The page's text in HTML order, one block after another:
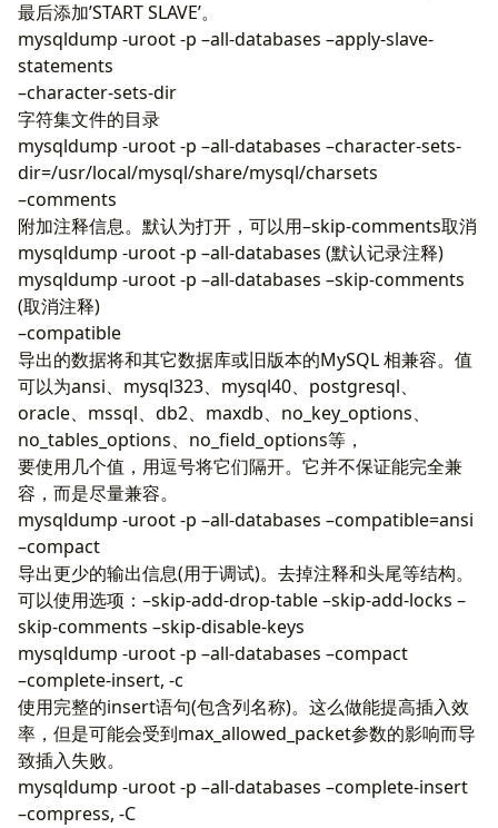
最后添加’START SLAVE’。
mysqldump -uroot -p –all-databases –apply-slave-
statements
–character-sets-dir
字符集文件的目录
mysqldump -uroot -p –all-databases –character-sets-
dir=/usr/local/mysql/share/mysql/charsets
–comments
附加注释信息。默认为打开，可以用–skip-comments取消
mysqldump -uroot -p –all-databases (默认记录注释)
mysqldump -uroot -p –all-databases –skip-comments
(取消注释)
–compatible
导出的数据将和其它数据库或旧版本的MySQL 相兼容。值
可以为ansi、mysql323、mysql40、postgresql、
oracle、mssql、db2、maxdb、no_key_options、
no_tables_options、no_field_options等，
要使用几个值，用逗号将它们隔开。它并不保证能完全兼
容，而是尽量兼容。
mysqldump -uroot -p –all-databases –compatible=ansi
–compact
导出更少的输出信息(用于调试)。去掉注释和头尾等结构。
可以使用选项：–skip-add-drop-table –skip-add-locks –
skip-comments –skip-disable-keys
mysqldump -uroot -p –all-databases –compact
–complete-insert, -c
使用完整的insert语句(包含列名称)。这么做能提高插入效
率，但是可能会受到max_allowed_packet参数的影响而导
致插入失败。
mysqldump -uroot -p –all-databases –complete-insert
–compress, -C